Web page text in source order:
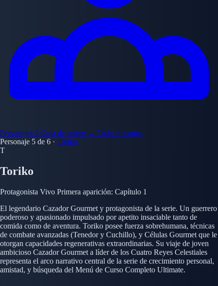
Personajes 6 Guía de anime ← Todo el manga
Personaje 5 de 6 · Toriko
T
Toriko
Protagonista Vivo Primera aparición: Capítulo 1
El legendario Cazador Gourmet y protagonista de la serie. Un guerrero
poderoso y apasionado impulsado por apetito insaciable tanto de
comida como de aventura. Toriko posee fuerza sobrehumana, técnicas
de combate avanzadas (Tenedor y Cuchillo), y Células Gourmet que le
otorgan capacidades regenerativas extraordinarias. Su viaje de joven
ambicioso Cazador Gourmet a líder de los Cuatro Reyes Celestiales
representa el arco narrativo central de la serie de crecimiento personal,
amistad, y búsqueda del Menú de Curso Completo Ultimate.